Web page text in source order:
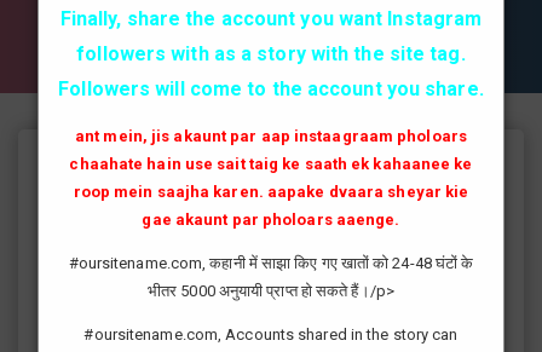
✔✔✔ AKTİF TAKİPCİ SATIN AL ✔✔✔
Instagram Takipçi Hilesi
instagram'da artık yüksek takipçi kasmak eskisi kadar zor değil
fenomen yolunda ilerlemesi daha da kolaylaşmıştır.instagram
fenomeni ne gibi fayda sağlar?öncelikle bir çok kişi meslek
Finally, share the account you want Instagram
followers with as a story with the site tag.
Followers will come to the account you share.
ant mein, jis akaunt par aap instaagraam pholoars
chaahate hain use sait taig ke saath ek kahaanee ke
roop mein saajha karen. aapake dvaara sheyar kie
gae akaunt par pholoars aaenge.
#oursitename.com, कहानी में साझा किए गए खातों को 24-48 घंटों के
भीतर 5000 अनुयायी प्राप्त हो सकते हैं।/p>
#oursitename.com, Accounts shared in the story can